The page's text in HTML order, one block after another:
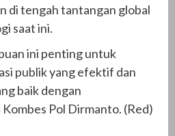
di tengah tantangan global
saat ini.
ini penting untuk
publik yang efektif dan
baik dengan
Pol Dirmanto. (Red)